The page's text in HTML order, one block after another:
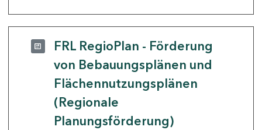
FRL RegioPlan - Förderung
von Bebauungsplänen und
Flächennutzungsplänen
(Regionale
Planungsförderung)